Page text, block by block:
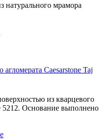
мрамора
Caesarstone Taj
из кварцевого
5212. Основание выполнено